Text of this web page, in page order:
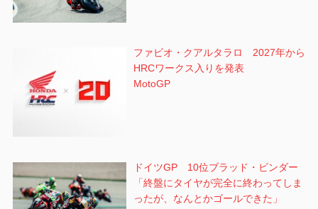
ファビオ・クアルタラロ 2027年から
HRCワークス入りを発表
MotoGP
ドイツGP 10位ブラッド・ビンダー
「終盤にタイヤが完全に終わってしま
ったが、なんとかゴールできた」